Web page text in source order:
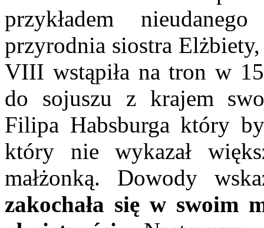
przykładem
przyrodnia siostra
VIII wstąpiła na tron w
do sojuszu z krajem
Filipa Habsburga który
który nie wykazał
małżonką. Dowody
zakochała się w swoim